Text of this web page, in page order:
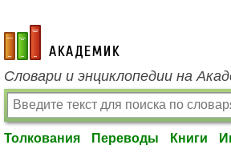
academic.ru
Словари и энциклопедии на
Толкования Переводы Книги